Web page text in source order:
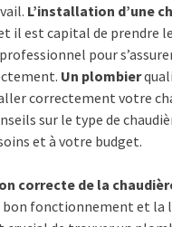
L’installation d’une
il est capital de prendre
pour
Un plombier
correctement votre
sur le type de
et à votre budget.
correcte de la
bon fonctionnement et la